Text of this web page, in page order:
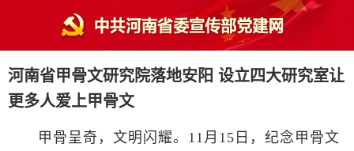
河南省甲骨文研究院落地安阳 设立四大研究室让
更多人爱上甲骨文
甲骨呈奇，文明闪耀。11月15日，纪念甲骨文